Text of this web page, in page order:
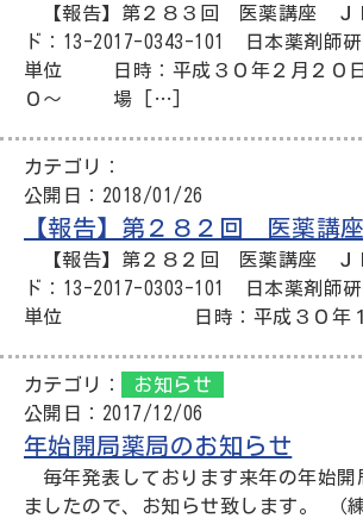
【報告】第２８３回 医薬講座 Ｊ
ド：13-2017-0343-101 日本薬剤師研
単位 日時：平成３０年２月２０日
０～ 場 […]
カテゴリ：
公開日： 2018/01/26
【報告】第２８２回 医薬講座
【報告】第２８２回 医薬講座 Ｊ
ド：13-2017-0303-101 日本薬剤師研
単位 日時：平成３０年
カテゴリ：
お知らせ
公開日： 2017/12/06
年始開局薬局のお知らせ
毎年発表しております来年の年始開
ましたので、お知らせ致します。 （